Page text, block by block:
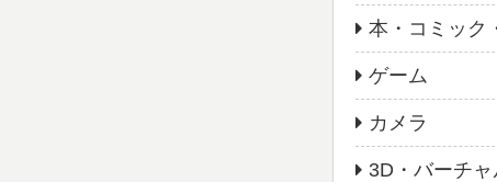
本・コミック
ゲーム
カメラ
3D・バーチ